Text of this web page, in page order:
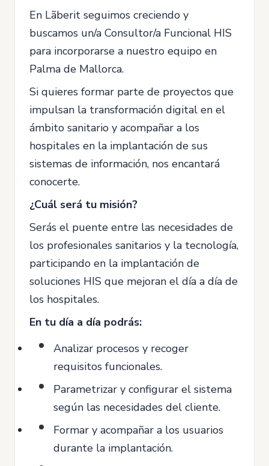
En Lãberit seguimos creciendo y
buscamos un/a Consultor/a Funcional HIS
para incorporarse a nuestro equipo en
Palma de Mallorca.
Si quieres formar parte de proyectos que
impulsan la transformación digital en el
ámbito sanitario y acompañar a los
hospitales en la implantación de sus
sistemas de información, nos encantará
conocerte.
¿Cuál será tu misión?
Serás el puente entre las necesidades de
los profesionales sanitarios y la tecnología,
participando en la implantación de
soluciones HIS que mejoran el día a día de
los hospitales.
En tu día a día podrás:
Analizar procesos y recoger
requisitos funcionales.
Parametrizar y configurar el sistema
según las necesidades del cliente.
Formar y acompañar a los usuarios
durante la implantación.